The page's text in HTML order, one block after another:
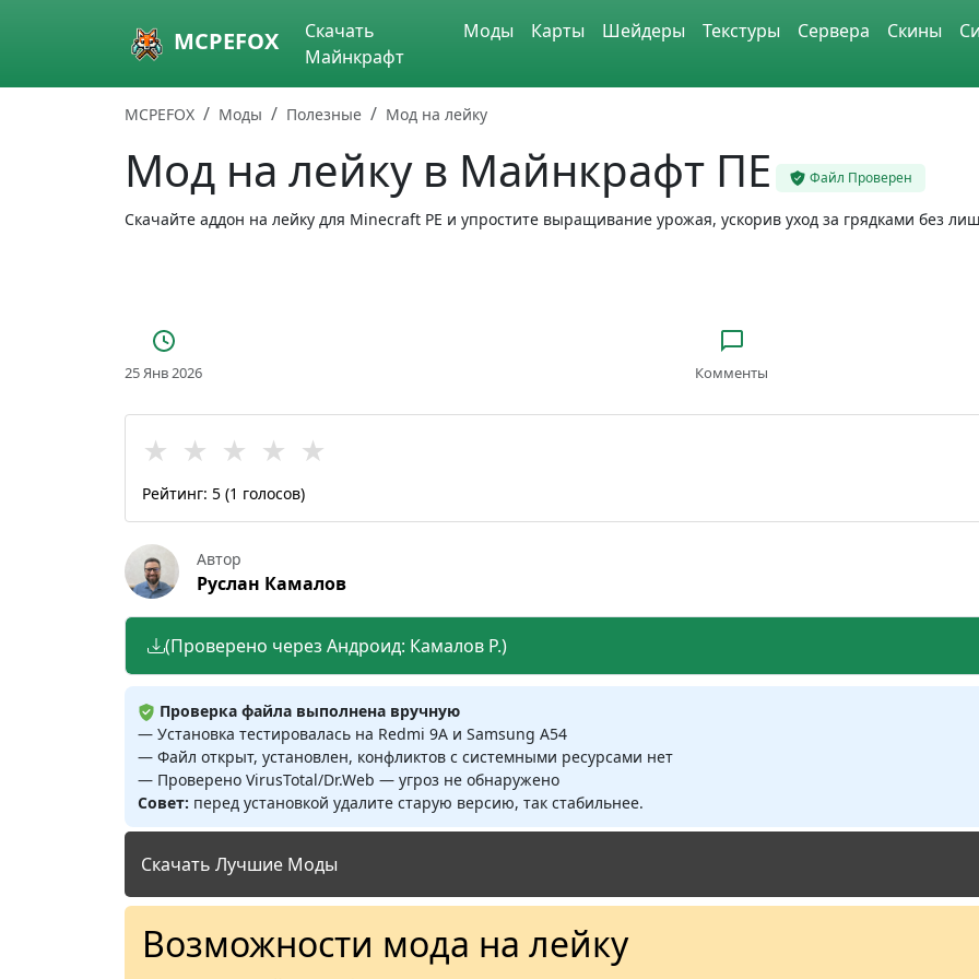
Skip to main content MCPEFOX
Скачать
Майнкрафт
Моды Карты Шейдеры Текстуры Сервера Скины
MCPEFOX Моды Полезные Мод на лейку
Мод на лейку в Майнкрафт ПЕ Файл Проверен
Скачайте аддон на лейку для Minecraft PE и упростите выращивание урожая, ускорив уход за грядками без
25 Янв 2026 Комменты
★ ★ ★ ★ ★
Рейтинг: 5 (1 голосов)
Автор
Руслан Камалов
(Проверено через Андроид: Камалов Р.)
Проверка файла выполнена вручную
— Установка тестировалась на Redmi 9A и Samsung A54
— Файл открыт, установлен, конфликтов с системными ресурсами нет
— Проверено VirusTotal/Dr.Web — угроз не обнаружено
Совет: перед установкой удалите старую версию, так стабильнее.
Скачать Лучшие Моды
Возможности мода на лейку